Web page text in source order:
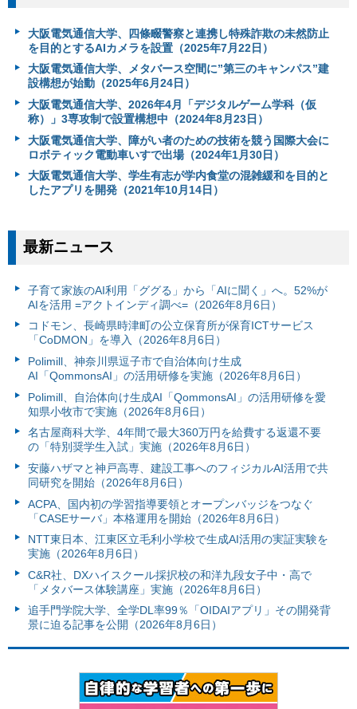
大阪電気通信大学、四條畷警察と連携し特殊詐欺の未然防止
を目的とするAIカメラを設置（2025年7月22日）
大阪電気通信大学、メタバース空間に”第三のキャンパス”建
設構想が始動（2025年6月24日）
大阪電気通信大学、2026年4月「デジタルゲーム学科（仮
称）」3専攻制で設置構想中（2024年8月23日）
大阪電気通信大学、障がい者のための技術を競う国際大会に
ロボティック電動車いすで出場（2024年1月30日）
大阪電気通信大学、学生有志が学内食堂の混雑緩和を目的と
したアプリを開発（2021年10月14日）
最新ニュース
子育て家族のAI利用「ググる」から「AIに聞く」へ。52%が
AIを活用 =アクトインディ調べ=（2026年8月6日）
コドモン、長崎県時津町の公立保育所が保育ICTサービス
「CoDMON」を導入（2026年8月6日）
Polimill、神奈川県逗子市で自治体向け生成
AI「QommonsAI」の活用研修を実施（2026年8月6日）
Polimill、自治体向け生成AI「QommonsAI」の活用研修を愛
知県小牧市で実施（2026年8月6日）
名古屋商科大学、4年間で最大360万円を給費する返還不要
の「特別奨学生入試」実施（2026年8月6日）
安藤ハザマと神戸高専、建設工事へのフィジカルAI活用で共
同研究を開始（2026年8月6日）
ACPA、国内初の学習指導要領とオープンバッジをつなぐ
「CASEサーバ」本格運用を開始（2026年8月6日）
NTT東日本、江東区立毛利小学校で生成AI活用の実証実験を
実施（2026年8月6日）
C&R社、DXハイスクール採択校の和洋九段女子中・高で
「メタバース体験講座」実施（2026年8月6日）
追手門学院大学、全学DL率99％「OIDAIアプリ」その開発背
景に迫る記事を公開（2026年8月6日）